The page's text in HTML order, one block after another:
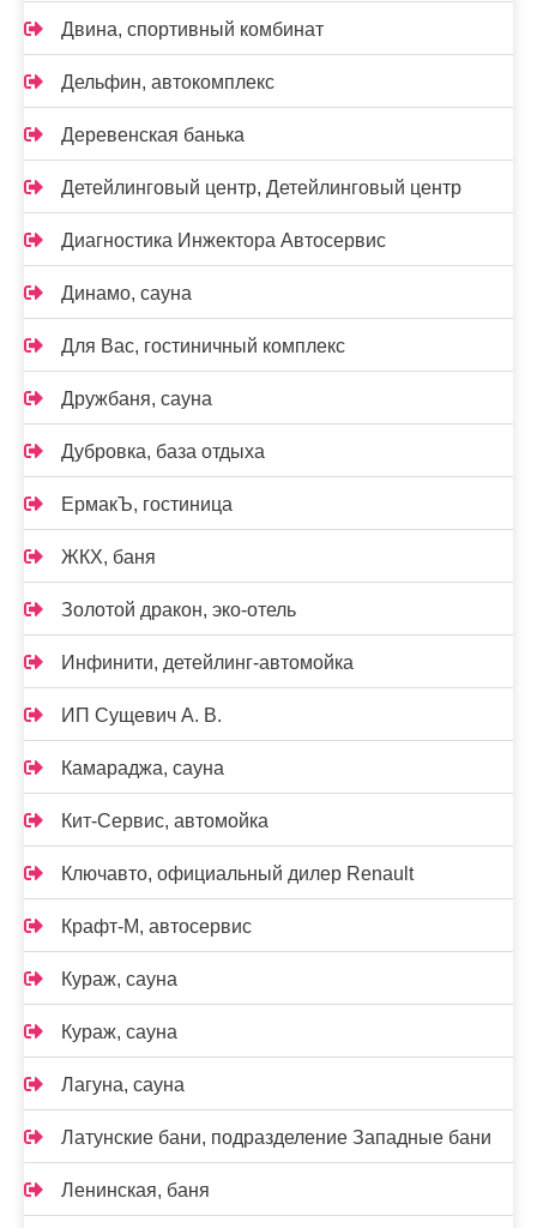
Двина, спортивный комбинат
Дельфин, автокомплекс
Деревенская банька
Детейлинговый центр, Детейлинговый центр
Диагностика Инжектора Автосервис
Динамо, сауна
Для Вас, гостиничный комплекс
Дружбаня, сауна
Дубровка, база отдыха
ЕрмакЪ, гостиница
ЖКХ, баня
Золотой дракон, эко-отель
Инфинити, детейлинг-автомойка
ИП Сущевич А. В.
Камараджа, сауна
Кит-Сервис, автомойка
Ключавто, официальный дилер Renault
Крафт-М, автосервис
Кураж, сауна
Кураж, сауна
Лагуна, сауна
Латунские бани, подразделение Западные бани
Ленинская, баня